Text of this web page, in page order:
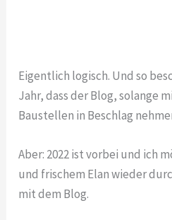
Eigentlich logisch. Und so
Jahr, dass der Blog, solange
Baustellen in Beschlag
Aber: 2022 ist vorbei und ich
und frischem Elan wieder
mit dem Blog.